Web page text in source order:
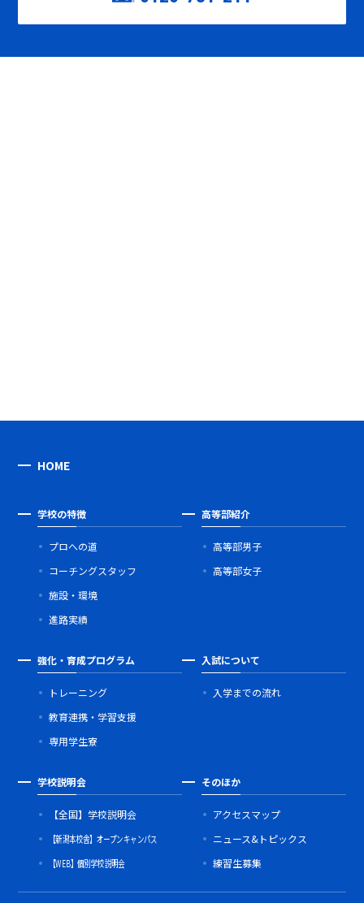
HOME
学校の特徴
プロへの道
コーチングスタッフ
施設・環境
進路実績
高等部紹介
高等部男子
高等部女子
強化・育成プログラム
トレーニング
教育連携・学習支援
専用学生寮
入試について
入学までの流れ
学校説明会
【全国】学校説明会
【新潟本校舎】オープンキャンパス
【WEB】個別学校説明会
そのほか
アクセスマップ
ニュース&トピックス
練習生募集